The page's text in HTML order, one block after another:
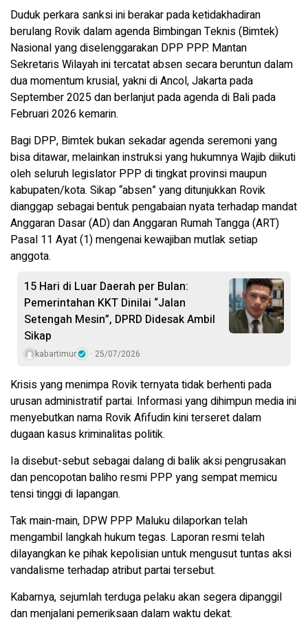
Duduk perkara sanksi ini berakar pada ketidakhadiran
berulang Rovik dalam agenda Bimbingan Teknis (Bimtek)
Nasional yang diselenggarakan DPP PPP. Mantan
Sekretaris Wilayah ini tercatat absen secara beruntun dalam
dua momentum krusial, yakni di Ancol, Jakarta pada
September 2025 dan berlanjut pada agenda di Bali pada
Februari 2026 kemarin.
Bagi DPP, Bimtek bukan sekadar agenda seremoni yang
bisa ditawar, melainkan instruksi yang hukumnya Wajib diikuti
oleh seluruh legislator PPP di tingkat provinsi maupun
kabupaten/kota. Sikap “absen” yang ditunjukkan Rovik
dianggap sebagai bentuk pengabaian nyata terhadap mandat
Anggaran Dasar (AD) dan Anggaran Rumah Tangga (ART)
Pasal 11 Ayat (1) mengenai kewajiban mutlak setiap
anggota.
15 Hari di Luar Daerah per Bulan:
Pemerintahan KKT Dinilai “Jalan
Setengah Mesin”, DPRD Didesak Ambil
Sikap
kabartimur 25/07/2026
Krisis yang menimpa Rovik ternyata tidak berhenti pada
urusan administratif partai. Informasi yang dihimpun media ini
menyebutkan nama Rovik Afifudin kini terseret dalam
dugaan kasus kriminalitas politik.
Ia disebut-sebut sebagai dalang di balik aksi pengrusakan
dan pencopotan baliho resmi PPP yang sempat memicu
tensi tinggi di lapangan.
Tak main-main, DPW PPP Maluku dilaporkan telah
mengambil langkah hukum tegas. Laporan resmi telah
dilayangkan ke pihak kepolisian untuk mengusut tuntas aksi
vandalisme terhadap atribut partai tersebut.
Kabarnya, sejumlah terduga pelaku akan segera dipanggil
dan menjalani pemeriksaan dalam waktu dekat.